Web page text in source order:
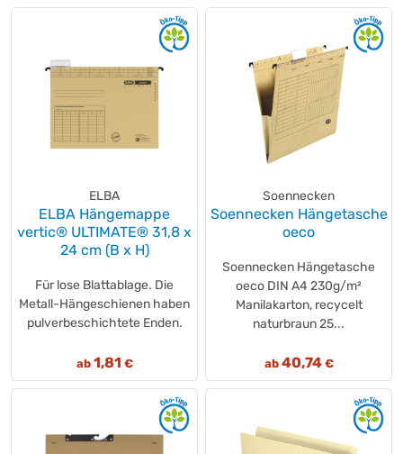
ELBA
ELBA Hängemappe
vertic® ULTIMATE® 31,8 x
24 cm (B x H)
Für lose Blattablage. Die
Metall-Hängeschienen haben
pulverbeschichtete Enden.
ab 1,81 €
Soennecken
Soennecken Hängetasche
oeco
Soennecken Hängetasche
oeco DIN A4 230g/m²
Manilakarton, recycelt
naturbraun 25...
ab 40,74€